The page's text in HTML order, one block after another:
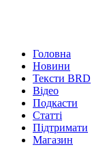
Головна
Новини
Тексти BRD
Відео
Подкасти
Статті
Підтримати
Магазин